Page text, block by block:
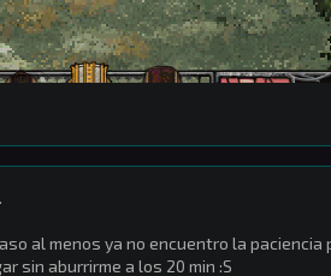
al menos ya no encuentro la paciencia
sin aburrirme a los 20 min :S